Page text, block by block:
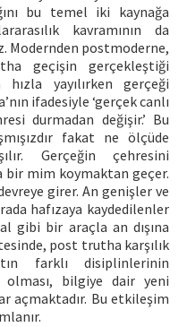
bu temel iki kaynağa
kavramının da
Modernden postmoderne,
geçişin gerçekleştiği
yayılırken gerçeği
ifadesiyle ‘gerçek canlı
durmadan değişir.’ Bu
fakat ne ölçüde
Gerçeğin çehresini
bir mim koymaktan geçer.
girer. An genişler ve
hafızaya kaydedilenler
gibi bir araçla an dışına
post trutha karşılık
farklı disiplinlerinin
bilgiye dair yeni
açmaktadır. Bu etkileşim